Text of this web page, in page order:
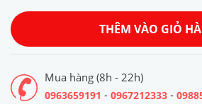
THÊM VÀO GIỎ
Mua hàng (8h - 22h)
0963659191 - 0967212333 -